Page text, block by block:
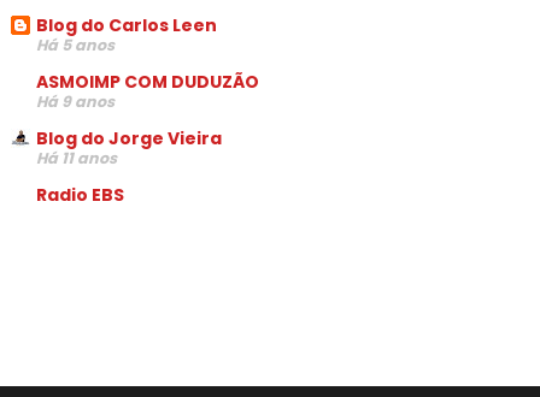
Blog do Carlos Leen
Há 5 anos
ASMOIMP COM DUDUZÃO
Há 9 anos
Blog do Jorge Vieira
Há 11 anos
Radio EBS